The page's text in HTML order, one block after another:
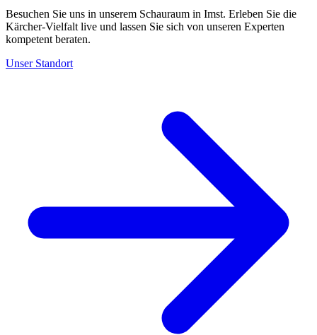
Besuchen Sie uns in unserem Schauraum in Imst. Erleben Sie die
Kärcher-Vielfalt live und lassen Sie sich von unseren Experten
kompetent beraten.
Unser Standort